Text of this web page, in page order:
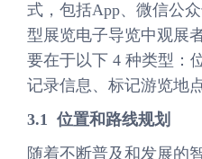
式，包括App、微信公
型展览电子导览中观展
要在于以下 4 种类型：
记录信息、标记游览地
3.1 位置和路线规划
随着不断普及和发展的